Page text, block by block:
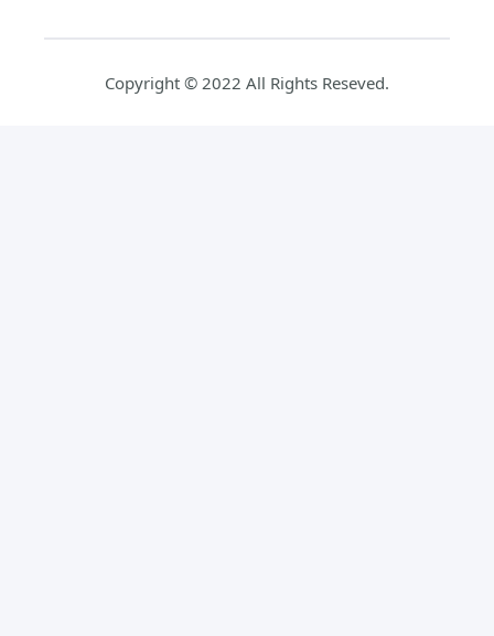
Copyright © 2022 All Rights Reseved.